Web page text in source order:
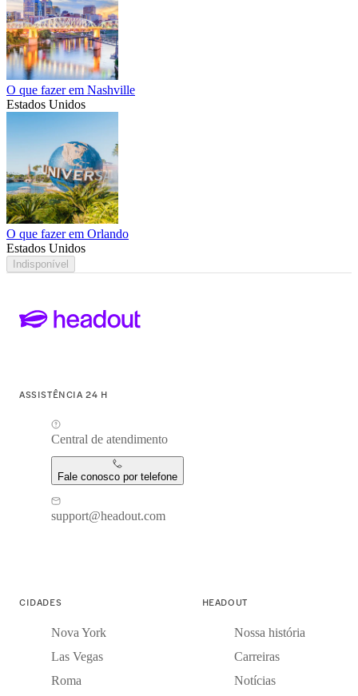
O que fazer em Nashville
Estados Unidos
O que fazer em Orlando
Estados Unidos
Indisponível
ASSISTÊNCIA 24 H
Central de atendimento
Fale conosco por telefone
support@headout.com
CIDADES
Nova York
Las Vegas
Roma
HEADOUT
Nossa história
Carreiras
Notícias